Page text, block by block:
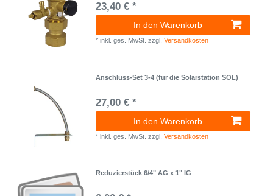
23,40 € *
In den Warenkorb
*inkl. ges. MwSt. zzgl.Versandkosten
Anschluss-Set 3-4 (für die Solarstation SOL)
27,00 € *
In den Warenkorb
*inkl. ges. MwSt. zzgl.Versandkosten
Reduzierstück 6/4" AG x 1" IG